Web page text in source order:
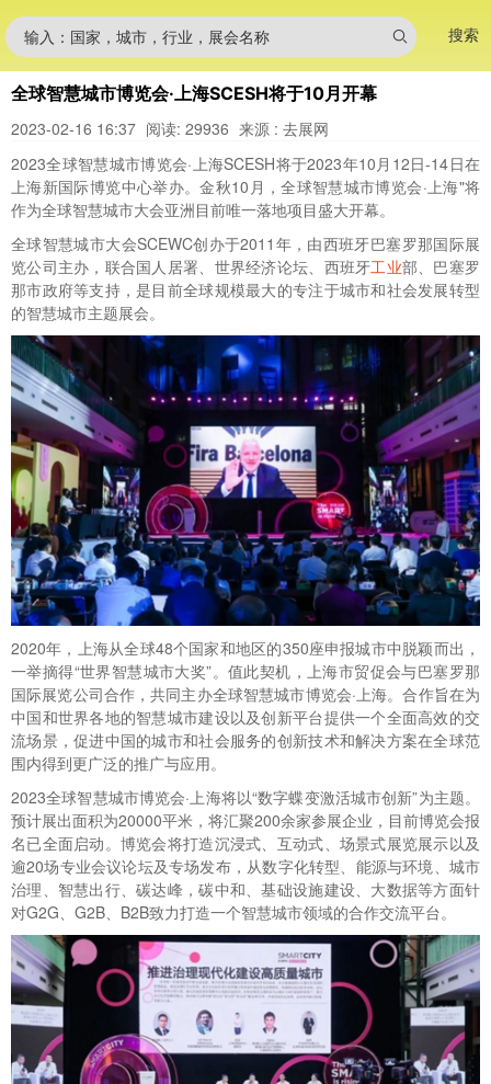
输入：国家，城市，行业，展会名称 搜索
全球智慧城市博览会·上海SCESH将于10月开幕
2023-02-16 16:37 阅读: 29936 来源 : 去展网
2023全球智慧城市博览会·上海SCESH将于2023年10月12日-14日在
上海新国际博览中心举办。金秋10月，全球智慧城市博览会·上海"将
作为全球智慧城市大会亚洲目前唯一落地项目盛大开幕。
全球智慧城市大会SCEWC创办于2011年，由西班牙巴塞罗那国际展
览公司主办，联合国人居署、世界经济论坛、西班牙工业部、巴塞罗
那市政府等支持，是目前全球规模最大的专注于城市和社会发展转型
的智慧城市主题展会。
2020年，上海从全球48个国家和地区的350座申报城市中脱颖而出，
一举摘得“世界智慧城市大奖”。值此契机，上海市贸促会与巴塞罗那
国际展览公司合作，共同主办全球智慧城市博览会·上海。合作旨在为
中国和世界各地的智慧城市建设以及创新平台提供一个全面高效的交
流场景，促进中国的城市和社会服务的创新技术和解决方案在全球范
围内得到更广泛的推广与应用。
2023全球智慧城市博览会·上海将以“数字蝶变激活城市创新”为主题。
预计展出面积为20000平米，将汇聚200余家参展企业，目前博览会报
名已全面启动。博览会将打造沉浸式、互动式、场景式展览展示以及
逾20场专业会议论坛及专场发布，从数字化转型、能源与环境、城市
治理、智慧出行、碳达峰，碳中和、基础设施建设、大数据等方面针
对G2G、G2B、B2B致力打造一个智慧城市领域的合作交流平台。